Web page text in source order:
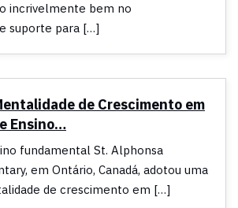
incrivelmente bem no
suporte para […]
de Crescimento em
Ensino…
fundamental St. Alphonsa
em Ontário, Canadá, adotou uma
de crescimento em […]